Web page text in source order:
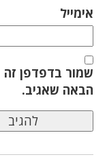
אימייל
שמור בדפדפן
הבאה שאגיב.